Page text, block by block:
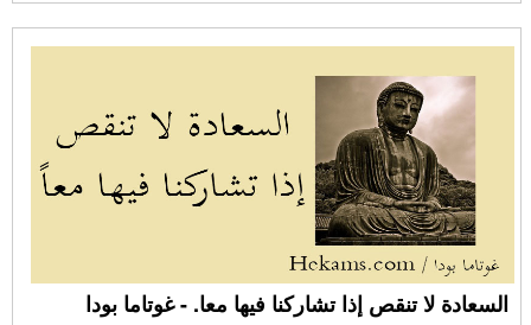
السعادة لا تنقص إذا تشاركنا فيها معا. - غوتاما بودا